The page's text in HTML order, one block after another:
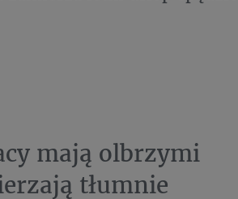
mają olbrzymi
tłumnie